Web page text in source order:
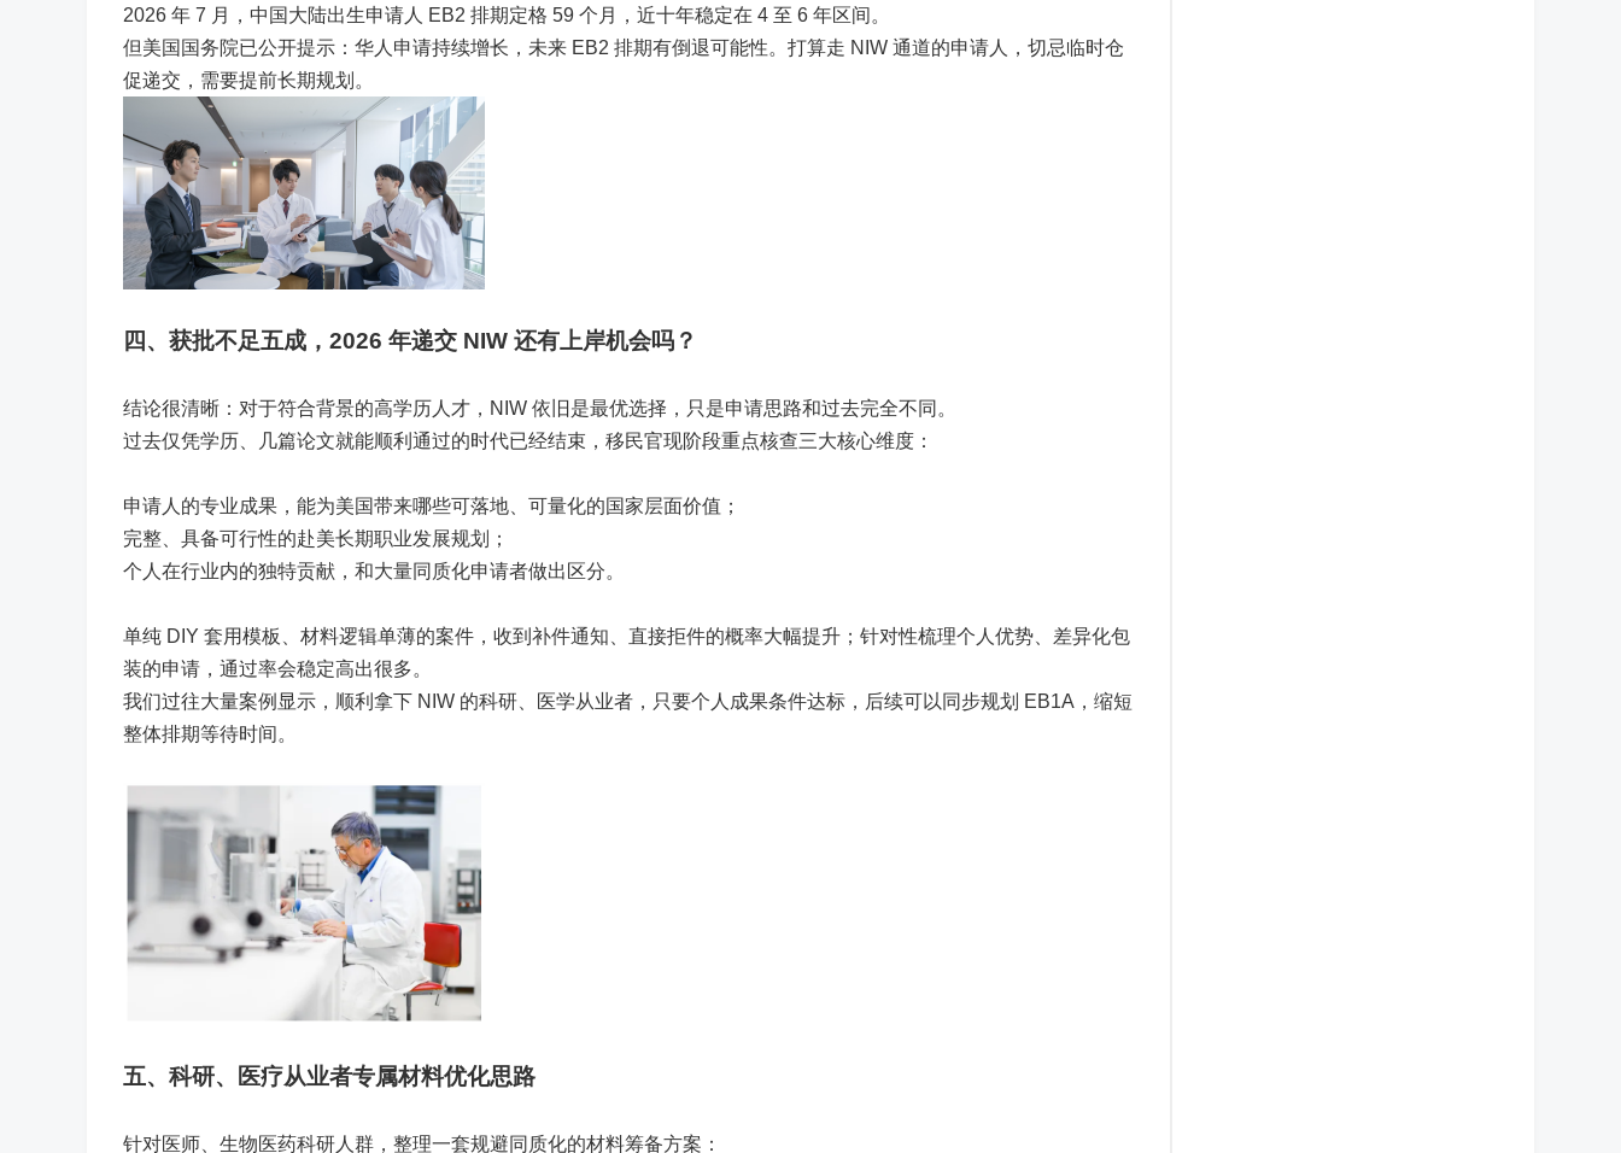
2026 年 7 月，中国大陆出生申请人 EB2 排期定格 59 个月，近十年稳定在 4 至 6 年区间。
但美国国务院已公开提示：华人申请持续增长，未来 EB2 排期有倒退可能性。打算走 NIW 通道的申请人，切忌临时仓
促递交，需要提前长期规划。
四、获批不足五成， 2026 年递交 NIW 还有上岸机会吗？
结论很清晰：对于符合背景的高学历人才，NIW 依旧是最优选择，只是申请思路和过去完全不同。
过去仅凭学历、几篇论文就能顺利通过的时代已经结束，移民官现阶段重点核查三大核心维度：
申请人的专业成果，能为美国带来哪些可落地、可量化的国家层面价值；
完整、具备可行性的赴美长期职业发展规划；
个人在行业内的独特贡献，和大量同质化申请者做出区分。
单纯 DIY 套用模板、材料逻辑单薄的案件，收到补件通知、直接拒件的概率大幅提升；针对性梳理个人优势、差异化包
装的申请，通过率会稳定高出很多。
我们过往大量案例显示，顺利拿下 NIW 的科研、医学从业者，只要个人成果条件达标，后续可以同步规划 EB1A，缩短
整体排期等待时间。
五、科研、医疗从业者专属材料优化思路
针对医师、生物医药科研人群，整理一套规避同质化的材料筹备方案：